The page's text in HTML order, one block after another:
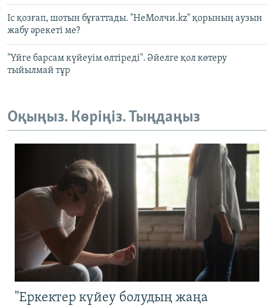
Іс қозғап, шотын бұғаттады. "НеМолчи.kz" қорының аузын
жабу әрекеті ме?
"Үйге барсам күйеуім өлтіреді". Әйелге қол көтеру
тыйылмай тұр
Оқыңыз. Көріңіз. Тыңдаңыз
"Еркектер күйеу болудың жаңа